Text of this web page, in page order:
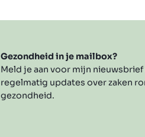
Gezondheid in je mailbox?
Meld je aan voor mijn
regelmatig updates over zaken
gezondheid.